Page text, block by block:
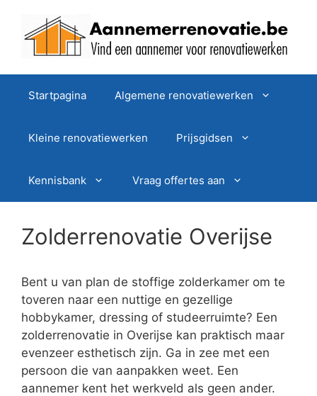
Startpagina Algemene renovatiewerken
Kleine renovatiewerken Prijsgidsen
Kennisbank Vraag offertes aan
Zolderrenovatie Overijse
Bent u van plan de stoffige zolderkamer om te
toveren naar een nuttige en gezellige
hobbykamer, dressing of studeerruimte? Een
zolderrenovatie in Overijse kan praktisch maar
evenzeer esthetisch zijn. Ga in zee met een
persoon die van aanpakken weet. Een
aannemer kent het werkveld als geen ander.